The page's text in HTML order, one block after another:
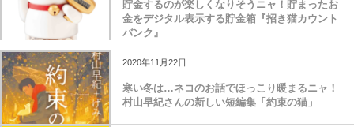
貯金するのが楽しくなりそうニャ！貯まったお
金をデジタル表示する貯金箱『招き猫カウント
バンク』
2020年11月22日
寒い冬は…ネコのお話でほっこり暖まるニャ！
村山早紀さんの新しい短編集「約束の猫」